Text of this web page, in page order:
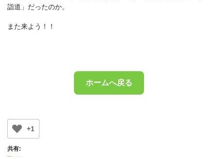
詣道」だったのか。
また来よう！！
ホームへ戻る
+1
共有: